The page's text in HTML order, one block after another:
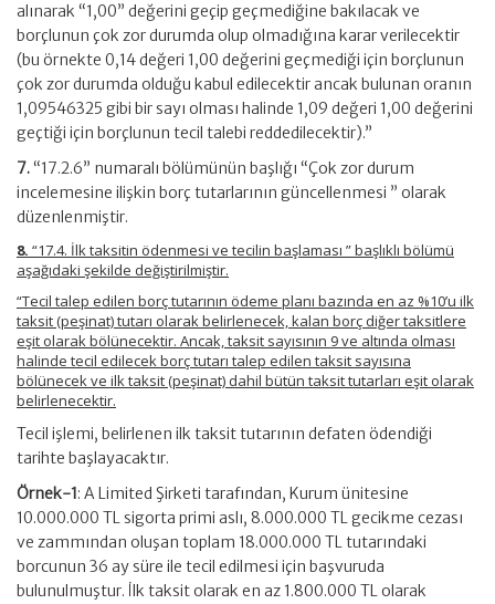
alınarak “1,00” değerini geçip geçmediğine bakılacak ve
borçlunun çok zor durumda olup olmadığına karar verilecektir
(bu örnekte 0,14 değeri 1,00 değerini geçmediği için borçlunun
çok zor durumda olduğu kabul edilecektir ancak bulunan oranın
1,09546325 gibi bir sayı olması halinde 1,09 değeri 1,00 değerini
geçtiği için borçlunun tecil talebi reddedilecektir).”
7. “17.2.6” numaralı bölümünün başlığı “Çok zor durum
incelemesine ilişkin borç tutarlarının güncellenmesi ” olarak
düzenlenmiştir.
8. “17.4. İlk taksitin ödenmesi ve tecilin başlaması ” başlıklı bölümü
aşağıdaki şekilde değiştirilmiştir.
“Tecil talep edilen borç tutarının ödeme planı bazında en az %10’u ilk
taksit (peşinat) tutarı olarak belirlenecek, kalan borç diğer taksitlere
eşit olarak bölünecektir. Ancak, taksit sayısının 9 ve altında olması
halinde tecil edilecek borç tutarı talep edilen taksit sayısına
bölünecek ve ilk taksit (peşinat) dahil bütün taksit tutarları eşit olarak
belirlenecektir.
Tecil işlemi, belirlenen ilk taksit tutarının defaten ödendiği
tarihte başlayacaktır.
Örnek-1: A Limited Şirketi tarafından, Kurum ünitesine
10.000.000 TL sigorta primi aslı, 8.000.000 TL gecikme cezası
ve zammından oluşan toplam 18.000.000 TL tutarındaki
borcunun 36 ay süre ile tecil edilmesi için başvuruda
bulunulmuştur. İlk taksit olarak en az 1.800.000 TL olarak